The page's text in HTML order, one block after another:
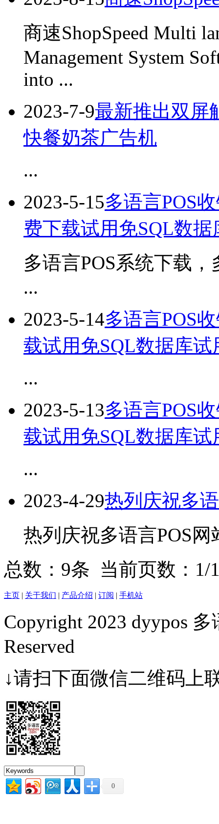
商速ShopSpeed Multi
Management System
into ...
2023-7-9最新推出双屏
快餐奶茶广告机
...
2023-5-15多语言POS
费下载试用免SQL数
多语言POS系统下载
...
2023-5-14多语言POS
载试用免SQL数据库
...
2023-5-13多语言POS
载试用免SQL数据库
...
2023-4-29热列庆祝多
热列庆祝多语言POS网
总数：9条 当前页数： 1/
主页 | 关于我们 | 产品介绍 | 订阅 | 手机站
Copyright 2023 dyypos
Reserved
↓请扫下面微信二维码上
0